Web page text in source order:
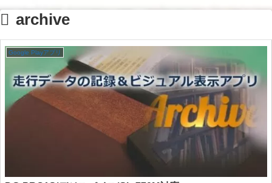
archive
Google Playアプリ